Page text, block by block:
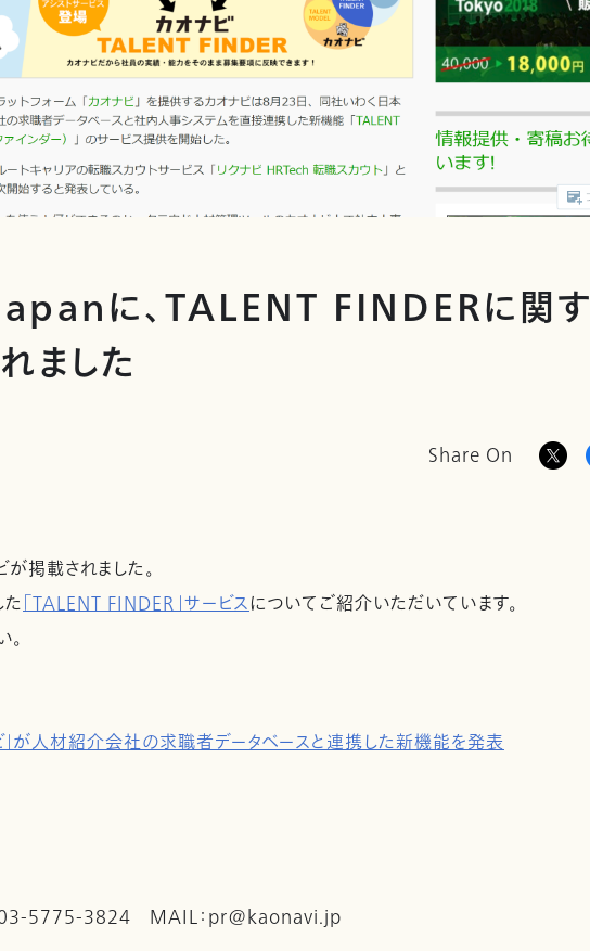
に、TALENT FINDERに関す
ました
Share On
掲載されました。
「TALENT FINDER」サービスについてご紹介いただいています。
」が人材紹介会社の求職者データベースと連携した新機能を発表
5775-3824 MAIL：pr@kaonavi.jp